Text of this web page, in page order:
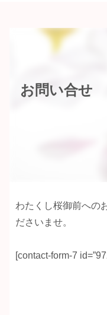
お問い合せ
わたくし桜御前への
ださいませ。
[contact-form-7